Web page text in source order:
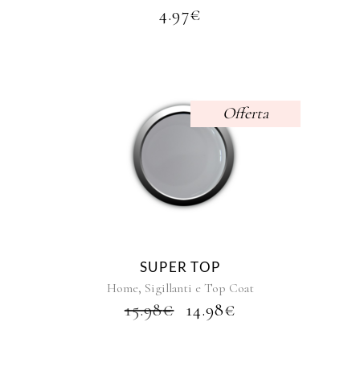
pagina
4.97€
Offerta
SUPER TOP
Home, Sigillanti e Top Coat
15.98€ IL
PREZZO
14.98€